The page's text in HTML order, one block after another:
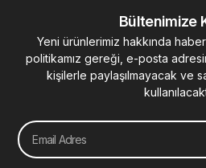
Bültenimize
Yeni ürünlerimiz hakkında
politikamız gereği, e-posta
kişilerle paylaşılmayacak ve
Email